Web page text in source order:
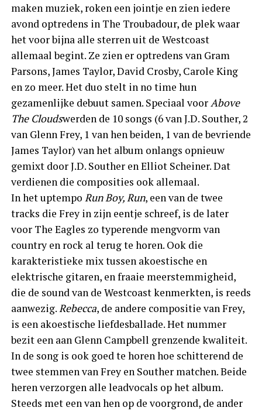
maken muziek, roken een jointje en zien iedere
avond optredens in The Troubadour, de plek waar
het voor bijna alle sterren uit de Westcoast
allemaal begint. Ze zien er optredens van Gram
Parsons, James Taylor, David Crosby, Carole King
en zo meer. Het duo stelt in no time hun
gezamenlijke debuut samen. Speciaal voorAbove
The Cloudswerden de 10 songs (6 van J.D. Souther, 2
van Glenn Frey, 1 van hen beiden, 1 van de bevriende
James Taylor) van het album onlangs opnieuw
gemixt door J.D. Souther en Elliot Scheiner. Dat
verdienen die composities ook allemaal.
In het uptempo Run Boy, Run, een van de twee
tracks die Frey in zijn eentje schreef, is de later
voor The Eagles zo typerende mengvorm van
country en rock al terug te horen. Ook die
karakteristieke mix tussen akoestische en
elektrische gitaren, en fraaie meerstemmigheid,
die de sound van de Westcoast kenmerkten, is reeds
aanwezig.Rebecca, de andere compositie van Frey,
is een akoestische liefdesballade. Het nummer
bezit een aan Glenn Campbell grenzende kwaliteit.
In de song is ook goed te horen hoe schitterend de
twee stemmen van Frey en Souther matchen. Beide
heren verzorgen alle leadvocals op het album.
Steeds met een van hen op de voorgrond, de ander